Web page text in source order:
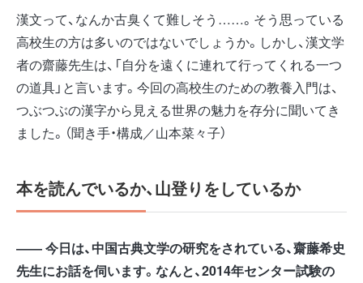
漢文って、なんか古臭くて難しそう……。そう思っている
高校生の方は多いのではないでしょうか。しかし、漢文学
者の齋藤先生は、「自分を遠くに連れて行ってくれる一つ
の道具」と言います。今回の高校生のための教養入門は、
つぶつぶの漢字から見える世界の魅力を存分に聞いてき
ました。（聞き手・構成／山本菜々子）
本を読んでいるか、山登りをしているか
―― 今日は、中国古典文学の研究をされている、齋藤希史
先生にお話を伺います。なんと、2014年センター試験の